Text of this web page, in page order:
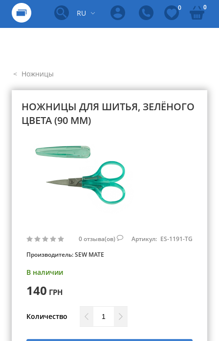
RU
0 0
Ножницы
НОЖНИЦЫ ДЛЯ ШИТЬЯ, ЗЕЛЁНОГО
ЦВЕТА (90 ММ)
0отзыва(ов) Артикул: ES-1191-TG
Производитель:SEW MATE
В наличии
140 ГРН
Количество